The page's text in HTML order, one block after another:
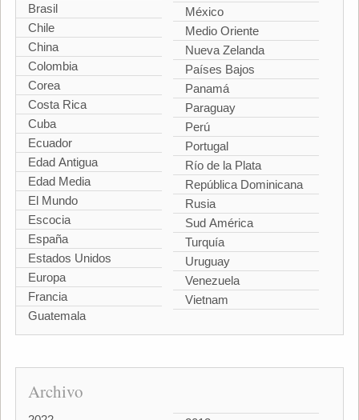
Brasil
Chile
China
Colombia
Corea
Costa Rica
Cuba
Ecuador
Edad Antigua
Edad Media
El Mundo
Escocia
España
Estados Unidos
Europa
Francia
Guatemala
México
Medio Oriente
Nueva Zelanda
Países Bajos
Panamá
Paraguay
Perú
Portugal
Río de la Plata
República Dominicana
Rusia
Sud América
Turquía
Uruguay
Venezuela
Vietnam
Archivo